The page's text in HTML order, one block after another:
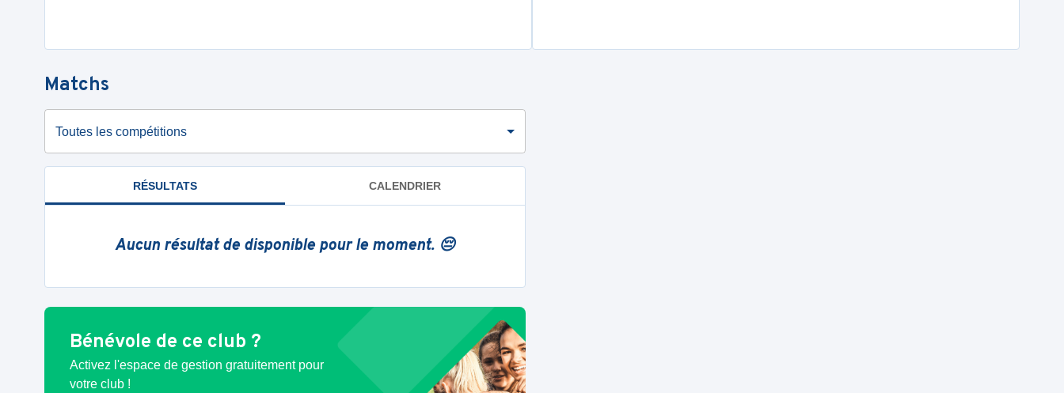
Matchs
Toutes les compétitions
RÉSULTATS CALENDRIER
Aucun résultat de disponible pour le moment. 😔
Bénévole de ce club ?
Activez l'espace de gestion gratuitement pour
votre club !